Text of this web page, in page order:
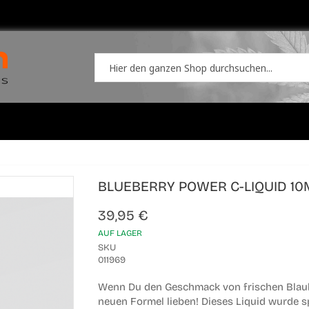
BLUEBERRY POWER C-LIQUID
39,95 €
AUF LAGER
SKU
011969
Wenn Du den Geschmack von frischen
neuen Formel lieben! Dieses Liquid wurde